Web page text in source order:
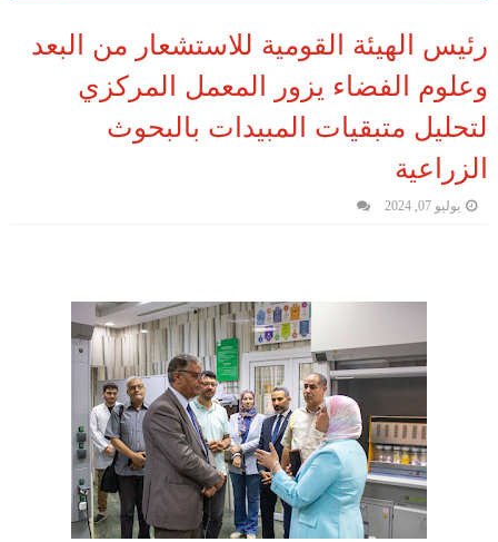
رئيس الهيئة القومية للاستشعار من البعد
وعلوم الفضاء يزور المعمل المركزي
لتحليل متبقيات المبيدات بالبحوث
الزراعية
يوليو 07, 2024